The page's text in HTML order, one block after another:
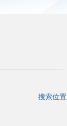
搜索位置